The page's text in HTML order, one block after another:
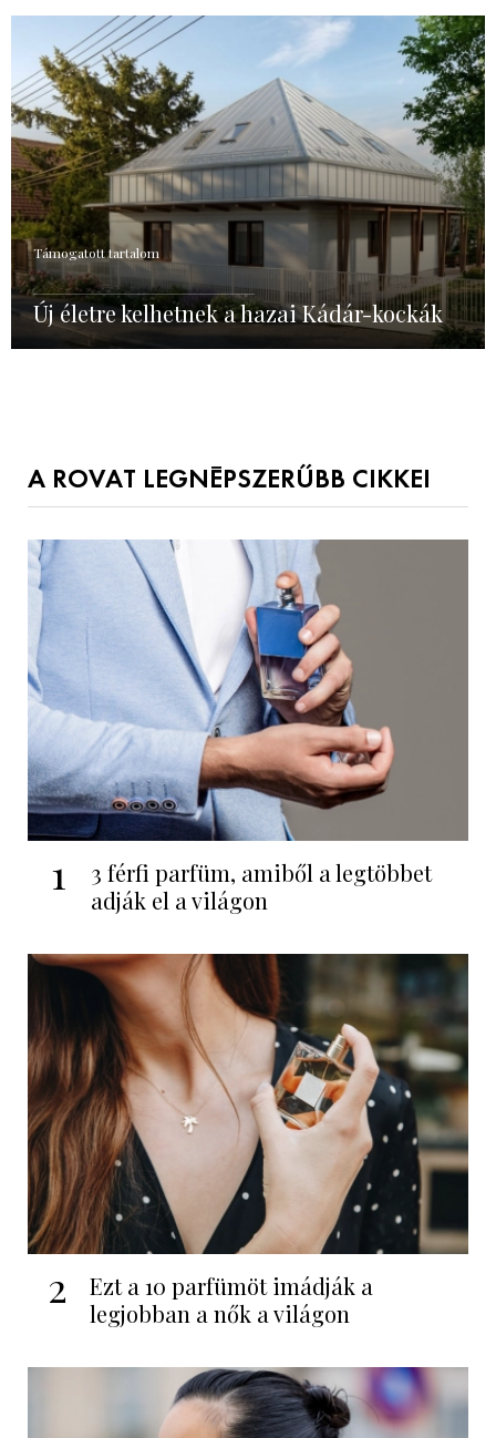
Támogatott tartalom
Új életre kelhetnek a hazai Kádár-kockák
A ROVAT LEGNÉPSZERŰBB CIKKEI
1
3 férfi parfüm, amiből a legtöbbet
adják el a világon
2
Ezt a 10 parfümöt imádják a
legjobban a nők a világon